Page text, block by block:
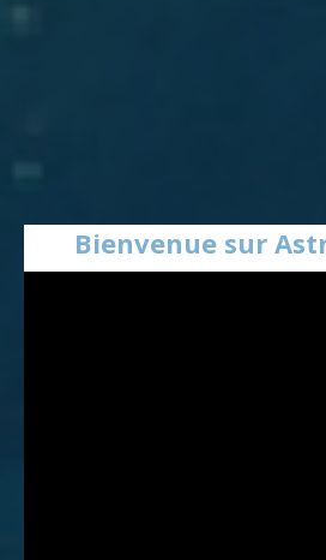
Bienvenue sur